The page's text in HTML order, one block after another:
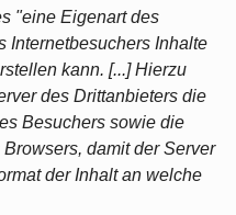
"eine Eigenart des
Internetbesuchers Inhalte
kann. [...] Hierzu
des Drittanbieters die
Besuchers sowie die
damit der Server
der Inhalt an welche